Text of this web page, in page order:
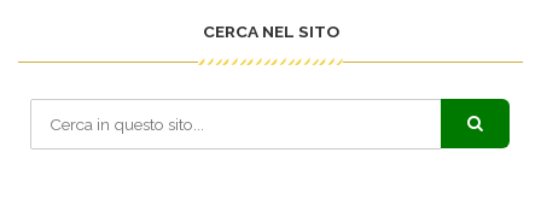
CERCA NEL SITO